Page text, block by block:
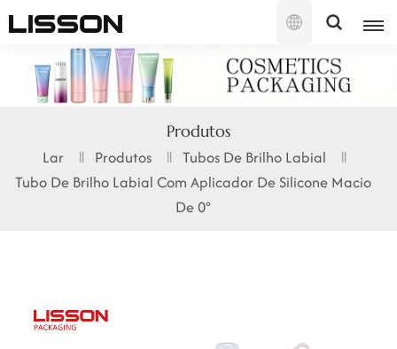
Português
English
français
русский
Produtos
Lar Produtos
Tubos De Brilho Labial
Tubo De Brilho Labial Com Aplicador De Silicone Macio
De 0°